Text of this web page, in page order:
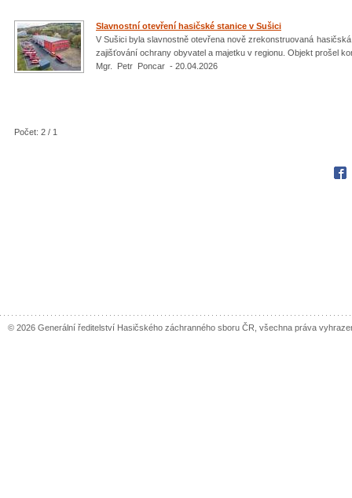
Slavnostní otevření hasičské stanice v Sušici
V Sušici byla slavnostně otevřena nově zrekonstruovaná
zajišťování ochrany obyvatel a majetku v regionu. Objekt prošel
Mgr. Petr Poncar - 20.04.2026
Počet: 2 / 1
© 2026 Generální ředitelství Hasičského záchranného sboru ČR, všechna práva